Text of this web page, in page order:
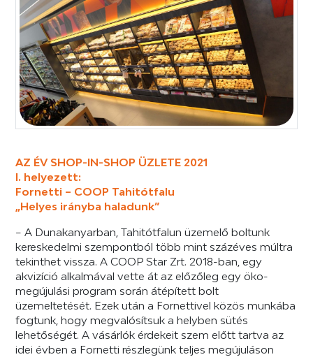
AZ ÉV SHOP-IN-SHOP ÜZLETE 2021
I. helyezett:
Fornetti – COOP Tahitótfalu
„Helyes irányba haladunk”
– A Dunakanyarban, Tahitótfalun üzemelő boltunk
kereskedelmi szempontból több mint százéves múltra
tekinthet vissza. A COOP Star Zrt. 2018-ban, egy
akvizíció alkalmával vette át az előzőleg egy öko-
megújulási program során átépített bolt
üzemeltetését. Ezek után a Fornettivel közös munkába
fogtunk, hogy megvalósítsuk a helyben sütés
lehetőségét. A vásárlók érdekeit szem előtt tartva az
idei évben a Fornetti részlegünk teljes megújuláson